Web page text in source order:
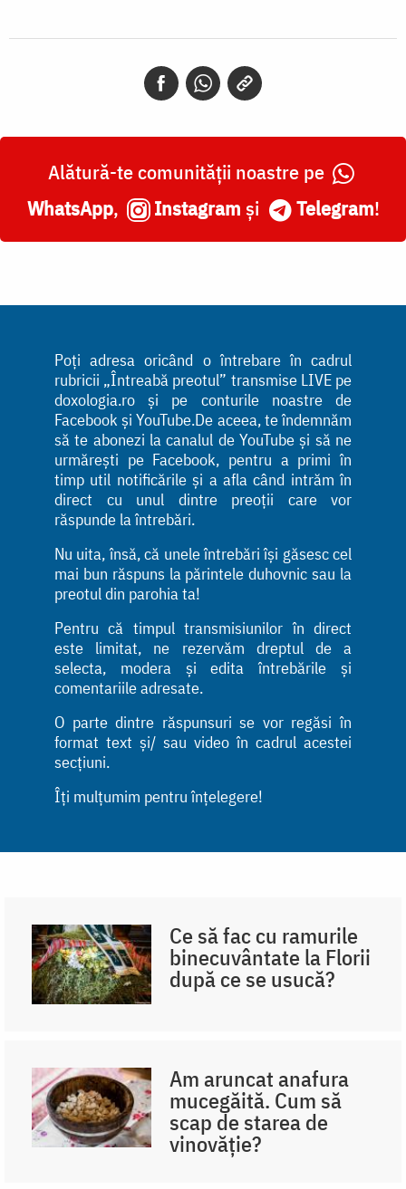
Alătură-te comunității noastre pe
WhatsApp, Instagram și Telegram!
Poți adresa oricând o întrebare în cadrul
rubricii „Întreabă preotul” transmise LIVE pe
doxologia.ro și pe conturile noastre de
Facebook și YouTube.De aceea, te îndemnăm
să te abonezi la canalul de YouTube și să ne
urmărești pe Facebook, pentru a primi în
timp util notificările și a afla când intrăm în
direct cu unul dintre preoții care vor
răspunde la întrebări.
Nu uita, însă, că unele întrebări își găsesc cel
mai bun răspuns la părintele duhovnic sau la
preotul din parohia ta!
Pentru că timpul transmisiunilor în direct
este limitat, ne rezervăm dreptul de a
selecta, modera și edita întrebările și
comentariile adresate.
O parte dintre răspunsuri se vor regăsi în
format text și/ sau video în cadrul acestei
secțiuni.
Îți mulțumim pentru înțelegere!
Ce să fac cu ramurile
binecuvântate la Florii
după ce se usucă?
Am aruncat anafura
mucegăită. Cum să
scap de starea de
vinovăție?